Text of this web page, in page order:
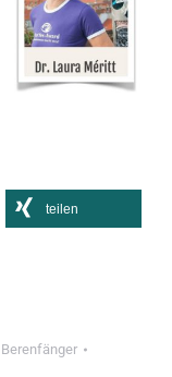
teilen